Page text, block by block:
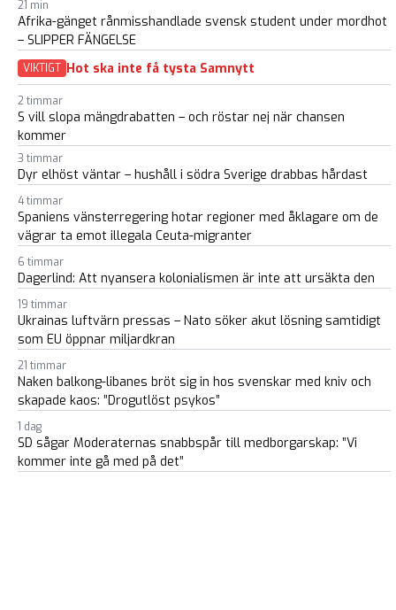
21 min
Afrika-gänget rånmisshandlade svensk student under mordhot
– SLIPPER FÄNGELSE
VIKTIGT Hot ska inte få tysta Samnytt
2 timmar
S vill slopa mängdrabatten – och röstar nej när chansen
kommer
3 timmar
Dyr elhöst väntar – hushåll i södra Sverige drabbas hårdast
4 timmar
Spaniens vänsterregering hotar regioner med åklagare om de
vägrar ta emot illegala Ceuta-migranter
6 timmar
Dagerlind: Att nyansera kolonialismen är inte att ursäkta den
19 timmar
Ukrainas luftvärn pressas – Nato söker akut lösning samtidigt
som EU öppnar miljardkran
21 timmar
Naken balkong-libanes bröt sig in hos svenskar med kniv och
skapade kaos: ”Drogutlöst psykos”
1 dag
SD sågar Moderaternas snabbspår till medborgarskap: ”Vi
kommer inte gå med på det”